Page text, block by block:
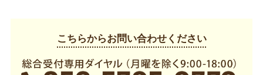
こちらからお問い合わせください